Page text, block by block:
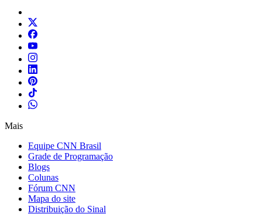
Mais
Equipe CNN Brasil
Grade de Programação
Blogs
Colunas
Fórum CNN
Mapa do site
Distribuição do Sinal